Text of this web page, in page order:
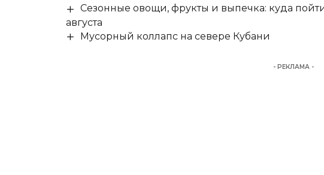
Сезонные овощи, фрукты и выпечка: куда
августа
Мусорный коллапс на севере Кубани
- РЕКЛАМА -